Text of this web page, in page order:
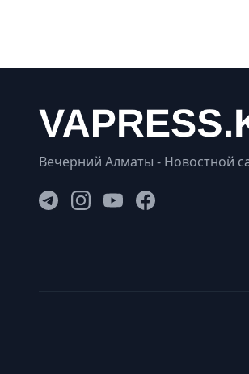
Вечерний Алматы - Новостной